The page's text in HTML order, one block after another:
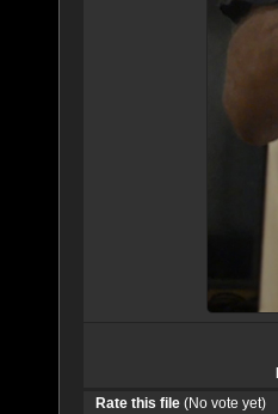
Rate this file (No vote yet)